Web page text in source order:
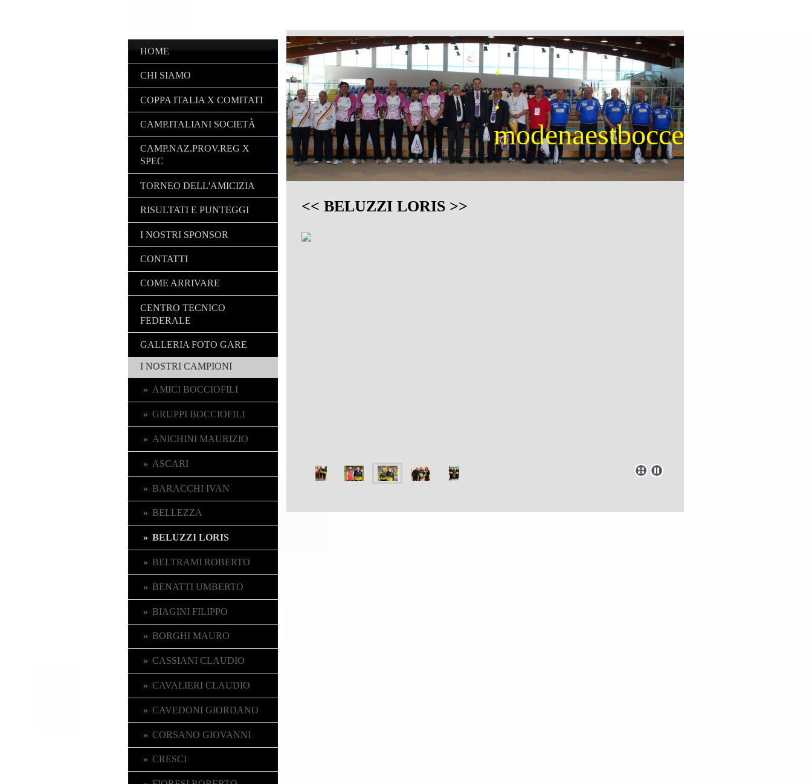
.
.
modenaestbocce
<< BELUZZI LORIS >>
HOME
CHI SIAMO
COPPA ITALIA X COMITATI
CAMP.ITALIANI SOCIETÀ
CAMP.NAZ.PROV.REG X
SPEC
TORNEO DELL'AMICIZIA
RISULTATI E PUNTEGGI
I NOSTRI SPONSOR
CONTATTI
COME ARRIVARE
CENTRO TECNICO
FEDERALE
GALLERIA FOTO GARE
I NOSTRI CAMPIONI
AMICI BOCCIOFILI
GRUPPI BOCCIOFILI
ANICHINI MAURIZIO
ASCARI
BARACCHI IVAN
BELLEZZA
BELUZZI LORIS
BELTRAMI ROBERTO
BENATTI UMBERTO
BIAGINI FILIPPO
BORGHI MAURO
CASSIANI CLAUDIO
CAVALIERI CLAUDIO
CAVEDONI GIORDANO
CORSANO GIOVANNI
CRESCI